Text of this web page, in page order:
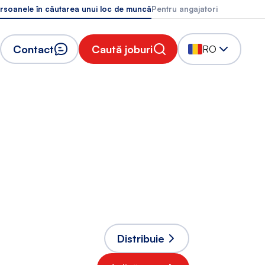
în căutarea unui loc de muncăPentru angajatori
Contact Caută joburi RO
Distribuie